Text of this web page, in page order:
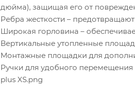
дюйма), защищая его от
Ребра жесткости –
Широкая горловина –
Вертикальные утопленные
Монтажные площадки для
Ручки для удобного перемещения
plus XS.png